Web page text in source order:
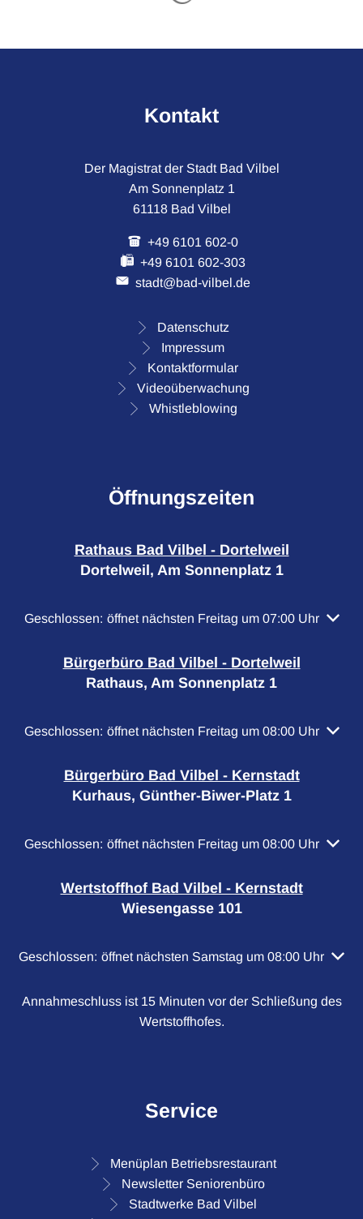
Kontakt
Der Magistrat der Stadt Bad Vilbel
Am Sonnenplatz 1
61118 Bad Vilbel
+49 6101 602-0
+49 6101 602-303
stadt@bad-vilbel.de
Datenschutz
Impressum
Kontaktformular
Videoüberwachung
Whistleblowing
Öffnungszeiten
Rathaus Bad Vilbel - Dortelweil
Dortelweil, Am Sonnenplatz 1
Klicken, um weitere Öffnungs- oder Schließzeiten
Geschlossen: öffnet nächsten Freitag um 07:00 Uhr
Bürgerbüro Bad Vilbel - Dortelweil
Rathaus, Am Sonnenplatz 1
Klicken, um weitere Öffnungs- oder Schließzeiten
Geschlossen: öffnet nächsten Freitag um 08:00 Uhr
Bürgerbüro Bad Vilbel - Kernstadt
Kurhaus, Günther-Biwer-Platz 1
Klicken, um weitere Öffnungs- oder Schließzeiten
Geschlossen: öffnet nächsten Freitag um 08:00 Uhr
Wertstoffhof Bad Vilbel - Kernstadt
Wiesengasse 101
Klicken, um weitere Öffnungs- oder Schließzeiten
Geschlossen: öffnet nächsten Samstag um 08:00 Uhr
Annahmeschluss ist 15 Minuten vor der Schließung des
Wertstoffhofes.
Service
Menüplan Betriebsrestaurant
Newsletter Seniorenbüro
Stadtwerke Bad Vilbel